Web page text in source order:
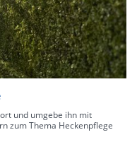
und umgebe ihn mit
zum Thema Heckenpflege